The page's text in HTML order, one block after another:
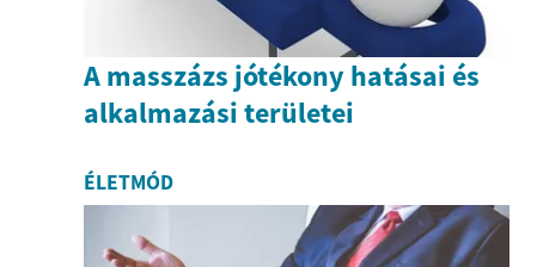
A masszázs jótékony hatásai és
alkalmazási területei
ÉLETMÓD